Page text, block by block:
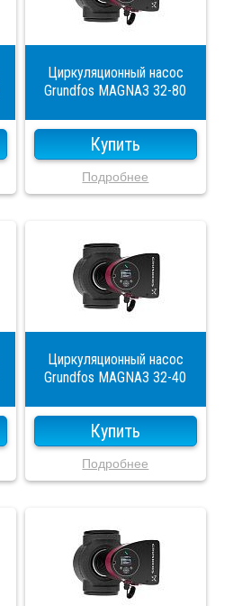
Циркуляционный насос
Grundfos MAGNA3 32-80
Купить
Подробнее
Циркуляционный насос
Grundfos MAGNA3 32-40
Купить
Подробнее